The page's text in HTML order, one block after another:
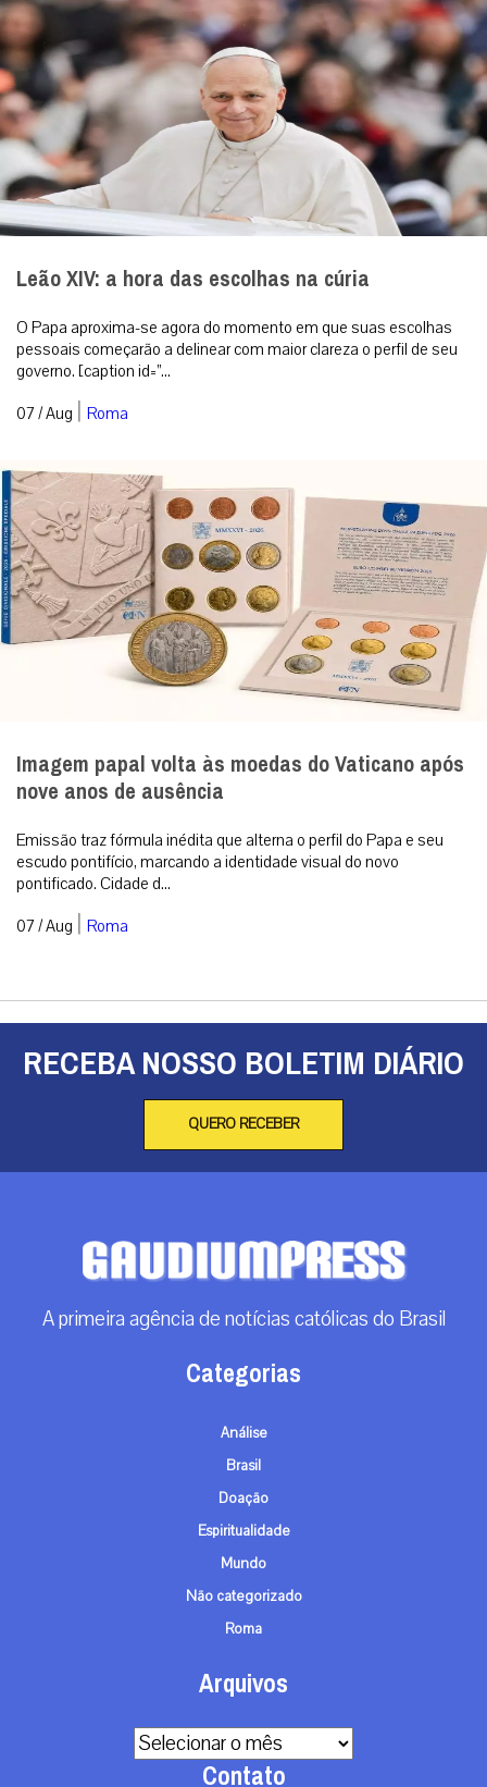
Leão XIV: a hora das escolhas na cúria
O Papa aproxima-se agora do momento em que suas escolhas
pessoais começarão a delinear com maior clareza o perfil de seu
governo. [caption id=”...
07 / Aug | Roma
Imagem papal volta às moedas do Vaticano após
nove anos de ausência
Emissão traz fórmula inédita que alterna o perfil do Papa e seu
escudo pontifício, marcando a identidade visual do novo
pontificado. Cidade d...
07 / Aug | Roma
RECEBA NOSSO BOLETIM DIÁRIO
QUERO RECEBER
A primeira agência de notícias católicas do Brasil
Categorias
Análise
Brasil
Doação
Espiritualidade
Mundo
Não categorizado
Roma
Arquivos
Arquivos
Contato